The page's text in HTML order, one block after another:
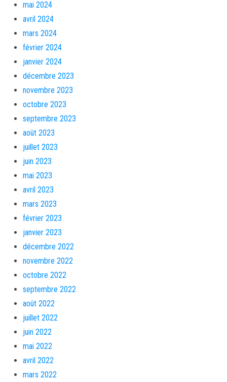
mai 2024
avril 2024
mars 2024
février 2024
janvier 2024
décembre 2023
novembre 2023
octobre 2023
septembre 2023
août 2023
juillet 2023
juin 2023
mai 2023
avril 2023
mars 2023
février 2023
janvier 2023
décembre 2022
novembre 2022
octobre 2022
septembre 2022
août 2022
juillet 2022
juin 2022
mai 2022
avril 2022
mars 2022